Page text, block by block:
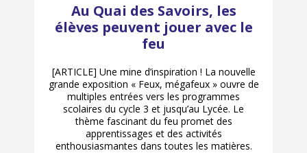
Au Quai des Savoirs, les
élèves peuvent jouer avec le
feu
[ARTICLE] Une mine d’inspiration ! La nouvelle
grande exposition « Feux, mégafeux » ouvre de
multiples entrées vers les programmes
scolaires du cycle 3 et jusqu’au Lycée. Le
thème fascinant du feu promet des
apprentissages et des activités
enthousiasmantes dans toutes les matières.